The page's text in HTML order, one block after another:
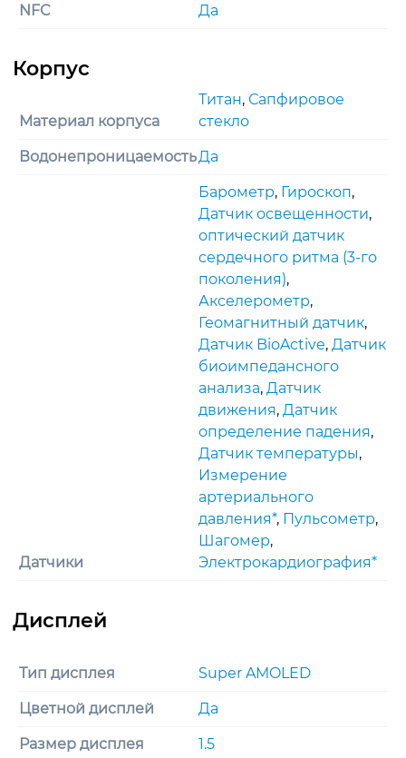
NFC Да
Материал корпуса
Титан, Сапфировое
стекло
ВодонепроницаемостьДа
Датчики
Барометр, Гироскоп,
Датчик освещенности,
оптический датчик
сердечного ритма (3‑го
поколения),
Акселерометр,
Геомагнитный датчик,
Датчик BioActive, Датчик
биоимпедансного
анализа, Датчик
движения, Датчик
определение падения,
Датчик температуры,
Измерение
артериального
давления*, Пульсометр,
Шагомер,
Электрокардиография*
Тип дисплея Super AMOLED
Цветной дисплей Да
Размер дисплея 1.5